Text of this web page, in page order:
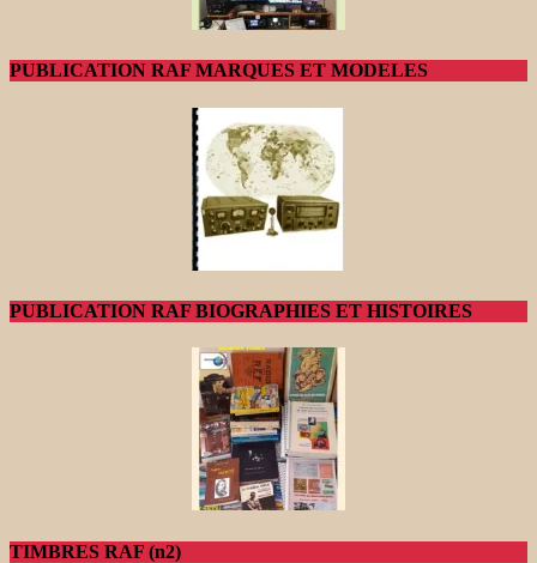
PUBLICATION RAF MARQUES ET MODELES
PUBLICATION RAF BIOGRAPHIES ET HISTOIRES
TIMBRES RAF (n2)